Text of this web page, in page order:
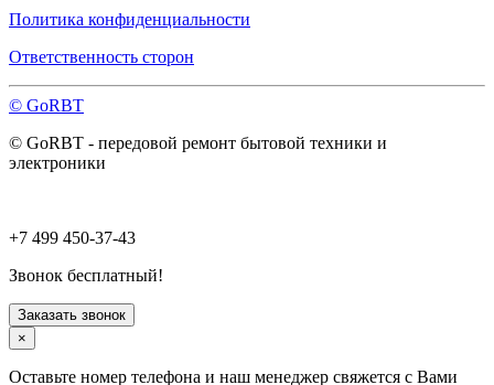
Орехово-Зуево
Пересвет
Подольск
Протвино
Пущино
Раменское
Руза
Сергиев Посад
Серпухов
Солнечногорск
Старая Купавна
Ступино
Политика конфиденциальности
Ответственность сторон
© GoRBT
© GoRBT - передовой ремонт бытовой техники и
электроники
+7 499 450-37-43
Звонок бесплатный!
Заказать звонок
×
Оставьте номер телефона и наш менеджер свяжется с Вами